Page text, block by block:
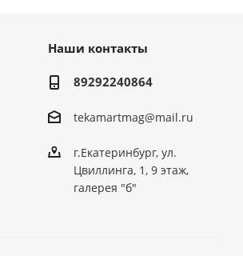
Наши контакты
89292240864
tekamartmag@mail.ru
г.Екатеринбург, ул.
Цвиллинга, 1, 9 этаж,
галерея "б"